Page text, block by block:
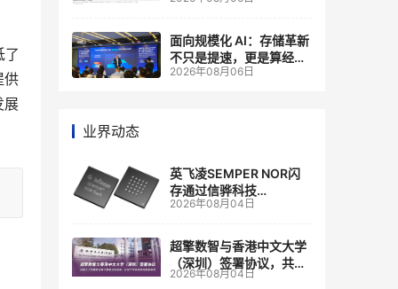
了
供
展
面向规模化 AI：存储革新
不只是提速，更是算经济
账
2026年08月06日
业界动态
英飞凌SEMPER NOR闪
存通过信骅科技
AST2700 BMC认证，全
管理
2026年08月04日
超擎数智与香港中文大学
（深圳）签署协议，共建
人工智能和边缘计算联合
2026年08月04日